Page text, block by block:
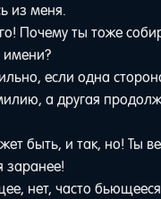
из меня.
Почему ты тоже
имени?
если одна
а другая
быть, и так, но! Ты
заранее!
нет, часто